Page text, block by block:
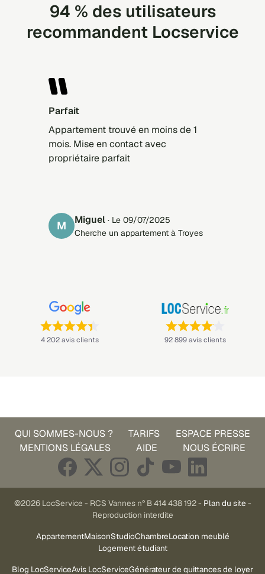
94 % des utilisateurs
recommandent Locservice
Parfait
Appartement trouvé en moins de 1
mois. Mise en contact avec
propriétaire parfait
M Miguel · Le 09/07/2025
Cherche un appartement à Troyes
Note : 4,4 sur 5 —
4 202 avis clients Note : 4,1 sur 5 —
92 899 avis clients
QUI SOMMES-NOUS ? TARIFS
ESPACE PRESSE
MENTIONS LÉGALES
AIDE NOUS ÉCRIRE
©2026 LocService - RCS Vannes n° B 414 438 192 - Plan du site -
Reproduction interdite
AppartementMaisonStudioChambreLocation meublé
Logement étudiant
Blog LocServiceAvis LocServiceGénérateur de quittances de loyer